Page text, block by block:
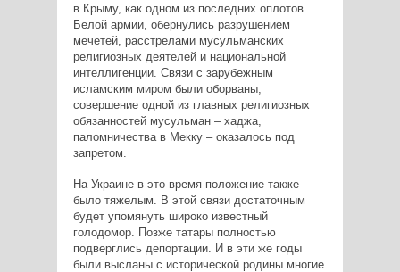
в Крыму, как одном из последних оплотов
Белой армии, обернулись разрушением
мечетей, расстрелами мусульманских
религиозных деятелей и национальной
интеллигенции. Связи с зарубежным
исламским миром были оборваны,
совершение одной из главных религиозных
обязанностей мусульман – хаджа,
паломничества в Мекку – оказалось под
запретом.
На Украине в это время положение также
было тяжелым. В этой связи достаточным
будет упомянуть широко известный
голодомор. Позже татары полностью
подверглись депортации. И в эти же годы
были высланы с исторической родины многие